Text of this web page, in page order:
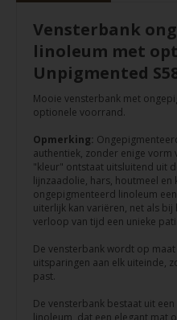
Vensterbank
linoleum met
Unpigmented
Mooie vensterbank met
optionele voorrand.
Opmerking:
authentiek, zonder enige
"kleur" ontstaat uitsluitend uit
lijnzaadolie, hars, houtmeel en
ongepigmenteerd linoleum
uiterlijk kan variëren, net als
verloop van tijd een unieke
De vensterbank wordt op
uitsparingen aan elk uiteinde,
past.
De vensterbank bestaat uit